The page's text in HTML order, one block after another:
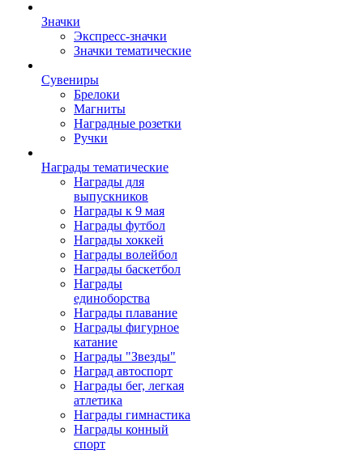
Значки
Экспресс-значки
Значки тематические
Сувениры
Брелоки
Магниты
Наградные розетки
Ручки
Награды тематические
Награды для
выпускников
Награды к 9 мая
Награды футбол
Награды хоккей
Награды волейбол
Награды баскетбол
Награды
единоборства
Награды плавание
Награды фигурное
катание
Награды "Звезды"
Наград автоспорт
Награды бег, легкая
атлетика
Награды гимнастика
Награды конный
спорт